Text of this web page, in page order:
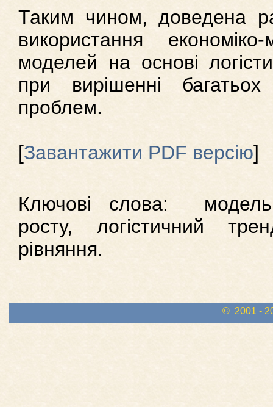
Таким чином, доведена
використання економіко-
моделей на основі
при вирішенні багатьох
проблем.
[Завантажити PDF версію]
Ключові слова: модель
росту, логістичний
рівняння.
© 2001 -